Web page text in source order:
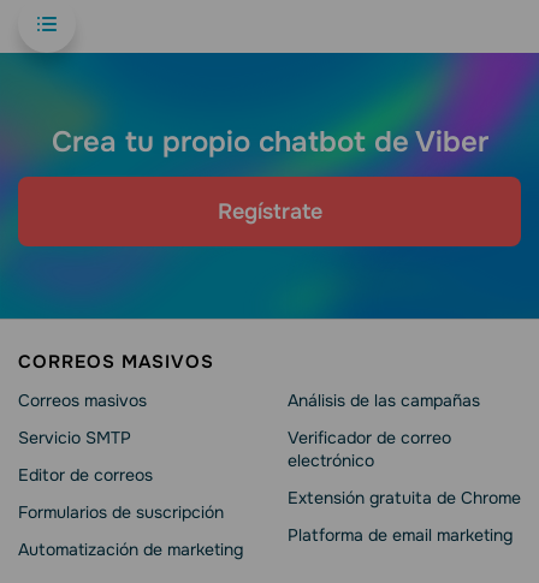
Crea tu propio chatbot de Viber
Regístrate
CORREOS MASIVOS
Correos masivos
Servicio SMTP
Editor de correos
Formularios de suscripción
Automatización de marketing
Análisis de las campañas
Verificador de correo
electrónico
Extensión gratuita de Chrome
Platforma de email marketing